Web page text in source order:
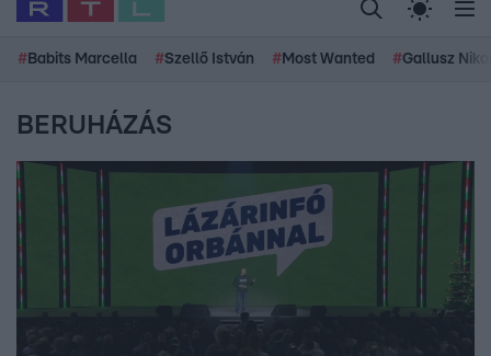
# Babits Marcella #Szellő István # Most Wanted #Gallusz
BERUHÁZÁS